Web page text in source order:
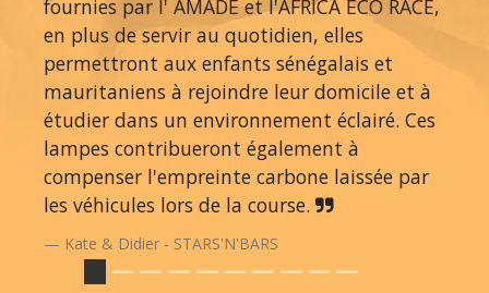
fournies par l' AMADE et l'AFRICA ECO RACE,
en plus de servir au quotidien, elles
permettront aux enfants sénégalais et
mauritaniens à rejoindre leur domicile et à
étudier dans un environnement éclairé. Ces
lampes contribueront également à
compenser l'empreinte carbone laissée par
les véhicules lors de la course.
Kate & Didier - STARS'N'BARS